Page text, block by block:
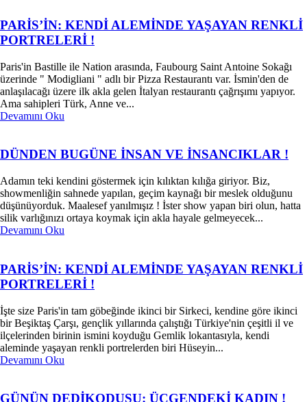
PARİS’İN: KENDİ ALEMİNDE YAŞAYAN RENKLİ
PORTRELERİ !
Paris'in Bastille ile Nation arasında, Faubourg Saint Antoine Sokağı
üzerinde " Modigliani " adlı bir Pizza Restaurantı var. İsmin'den de
anlaşılacağı üzere ilk akla gelen İtalyan restaurantı çağrışımı yapıyor.
Ama sahipleri Türk, Anne ve...
Devamını Oku
DÜNDEN BUGÜNE İNSAN VE İNSANCIKLAR !
Adamın teki kendini göstermek için kılıktan kılığa giriyor. Biz,
showmenliğin sahnede yapılan, geçim kaynağı bir meslek olduğunu
düşünüyorduk. Maalesef yanılmışız ! İster show yapan biri olun, hatta
silik varlığınızı ortaya koymak için akla hayale gelmeyecek...
Devamını Oku
PARİS’İN: KENDİ ALEMİNDE YAŞAYAN RENKLİ
PORTRELERİ !
İşte size Paris'in tam göbeğinde ikinci bir Sirkeci, kendine göre ikinci
bir Beşiktaş Çarşı, gençlik yıllarında çalıştığı Türkiye'nin çeşitli il ve
ilçelerinden birinin ismini koyduğu Gemlik lokantasıyla, kendi
aleminde yaşayan renkli portrelerden biri Hüseyin...
Devamını Oku
GÜNÜN DEDİKODUSU: ÜÇGENDEKİ KADIN !